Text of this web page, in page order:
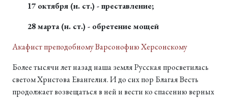
17 октября (н. ст.) - преставление;
28 марта (н. ст.) - обретение мощей
Акафист преподобному Варсонофию Херсонскому
Более тысячи лет назад наша земля Русская просветилась
светом Христова Евангелия. И до сих пор Благая Весть
продолжает возвещаться в ней и вести ко спасению верных